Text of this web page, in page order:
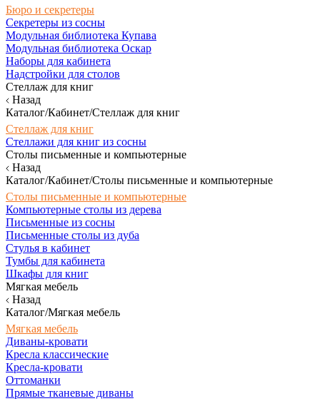
Бюро и секретеры
Секретеры из сосны
Модульная библиотека Купава
Модульная библиотека Оскар
Наборы для кабинета
Надстройки для столов
Стеллаж для книг
Назад
Каталог/Кабинет/Стеллаж для книг
Стеллаж для книг
Стеллажи для книг из сосны
Столы письменные и компьютерные
Назад
Каталог/Кабинет/Столы письменные и компьютерные
Столы письменные и компьютерные
Компьютерные столы из дерева
Письменные из сосны
Письменные столы из дуба
Стулья в кабинет
Тумбы для кабинета
Шкафы для книг
Мягкая мебель
Назад
Каталог/Мягкая мебель
Мягкая мебель
Диваны-кровати
Кресла классические
Кресла-кровати
Оттоманки
Прямые тканевые диваны